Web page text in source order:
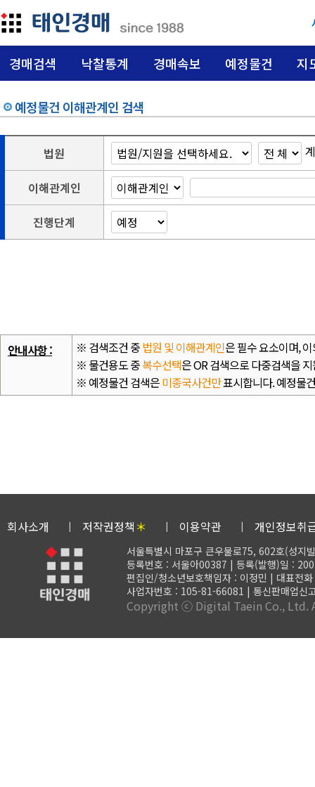
경매검색 낙찰통계 경매속보 예정물건 지
예정물건 이해관계인 검색
법원 계
이해관계인
진행단계
안내사항 : ※ 검색조건 중법원 및 이해관계인은 필수 요소이며,
※ 물건용도 중복수선택은 OR 검색으로 다중검색을
※ 예정물건 검색은미종국사건만표시합니다. 예정물
회사소개 저작권정책 ＊ 이용약관 개인정보취
서울특별시 마포구 큰우물로75, 602호(성지
등록번호 : 서울아00387 | 등록(발행)일 :
편집인/청소년보호책임자 : 이정민 | 대표
사업자번호 : 105-81-66081 | 통신판매업
Copyright ⓒ Digital Taein Co., Ltd.